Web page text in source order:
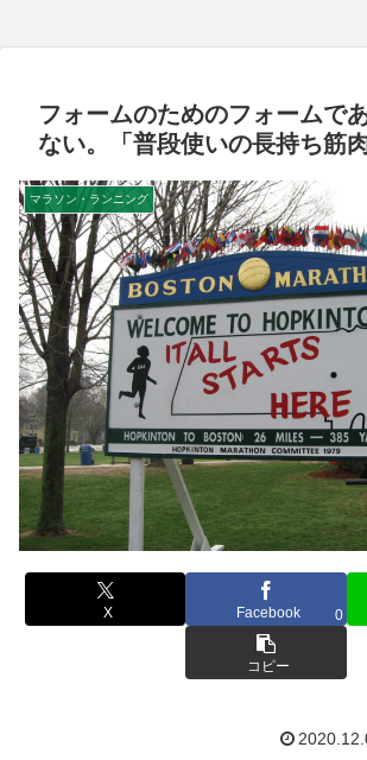
フォームのためのフォームで
ない。「普段使いの長持ち筋
マラソン・ランニング
X Facebook 0
コピー